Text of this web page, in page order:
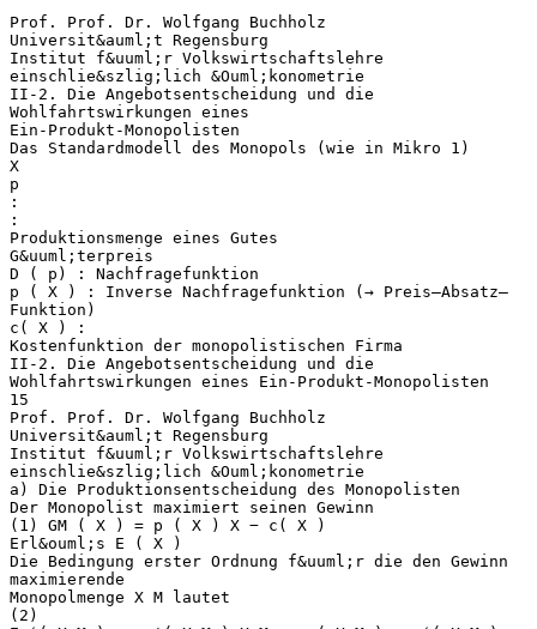
Prof. Prof. Dr. Wolfgang Buchholz
Universit&auml;t Regensburg
Institut f&uuml;r Volkswirtschaftslehre
einschlie&szlig;lich &Ouml;konometrie
II-2. Die Angebotsentscheidung und die
Wohlfahrtswirkungen eines
Ein-Produkt-Monopolisten
Das Standardmodell des Monopols (wie in Mikro 1)
X
p
:
:
Produktionsmenge eines Gutes
G&uuml;terpreis
D ( p) : Nachfragefunktion
p ( X ) : Inverse Nachfragefunktion (→ Preis–Absatz–
Funktion)
c( X ) :
Kostenfunktion der monopolistischen Firma
II-2. Die Angebotsentscheidung und die
Wohlfahrtswirkungen eines Ein-Produkt-Monopolisten
15
Prof. Prof. Dr. Wolfgang Buchholz
Universit&auml;t Regensburg
Institut f&uuml;r Volkswirtschaftslehre
einschlie&szlig;lich &Ouml;konometrie
a) Die Produktionsentscheidung des Monopolisten
Der Monopolist maximiert seinen Gewinn
(1) GM ( X ) = p ( X ) X − c( X )
Erl&ouml;s E ( X )
Die Bedingung erster Ordnung f&uuml;r die den Gewinn
maximierende
Monopolmenge X M lautet
(2)